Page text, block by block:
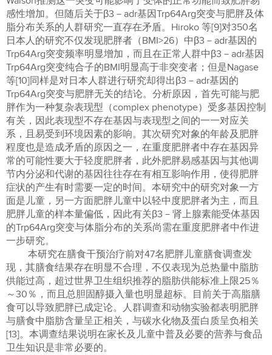
感性增加。但随后关于β3－adr基因Trp64Arg突变与肥胖及体
脂分布关系的人群研究一直存在矛盾。Hiroko 等[9]对350名
日本人的研究不仅发现肥胖者（BMI>26）中β3－adr基因的
Trp64Arg突变频率明显增加，而且在正常人群中β3－adr基因
Trp64Arg突变纯合子的BMI明显高于非突变者；但是Nagase
等[10]同样是对日本人群进行研究却得出β3－adr基因的
Trp64Arg突变与肥胖无关的结论。分析原因，首先可能与肥
胖作为一种复杂表现型（complex phenotype）受多基因控制
有关，因此表现型不存在基因与表现型之间的一一对应关
系，且易受到环境因素的影响。其次研究对象的年龄及肥胖
程度也是造成矛盾的原因之一，在重度肥胖者中存在基因异
常的可能性要大于轻度肥胖者，此外肥胖易感基因与其他调
节内分泌和代谢的基因往往存在有相互影响作用，使得肥胖
症状的产生有时需要一定的时间。本研究中的研究对象一方
面是儿童，另一方面肥胖儿童中以轻中度肥胖者为主，而且
肥胖儿童的样本量偏低，因此有关β3－肾上腺素能受体基因
的Trp64Arg突变与体脂分布的关系尚需在重度肥胖者中作进
一步研究。
本研究在膳食干预治疗前对47名肥胖儿童膳食调查发
现，其膳食结果存在明显不合理，不仅表现为总热量中脂肪
供能过高，超过世界卫生组织推荐的脂肪供能标准上限25％
～30％，而且总胆固醇摄入量也明显超标。目前关于高脂膳
食可以导致肥胖已成定论。人群调查和动物实验都表明肥胖
与膳食中脂肪含量呈正相关，与碳水化物及蛋白质呈负相关
[13]。本调查结果说明在家长及儿童中普及必要的营养与食品
卫生知识是非常必要的。